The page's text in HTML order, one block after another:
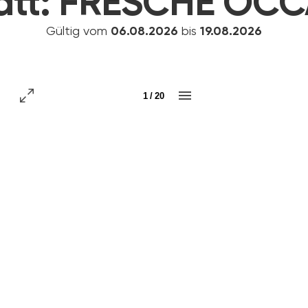
Gültig vom 06.08.2026 bis 19.08.2026